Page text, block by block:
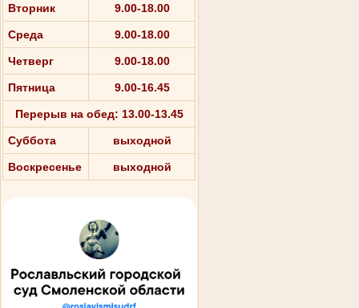
Вторник 9.00-18.00
Среда 9.00-18.00
Четверг 9.00-18.00
Пятница 9.00-16.45
Перерыв на обед: 13.00-13.45
Суббота выходной
Воскресенье выходной